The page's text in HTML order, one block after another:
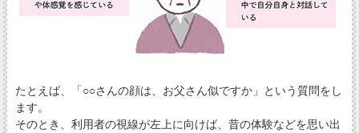
たとえば、「○○さんの顔は、お父さん似ですか」という質問をし
ます。
そのとき、利用者の視線が左上に向けば、昔の体験などを思い出